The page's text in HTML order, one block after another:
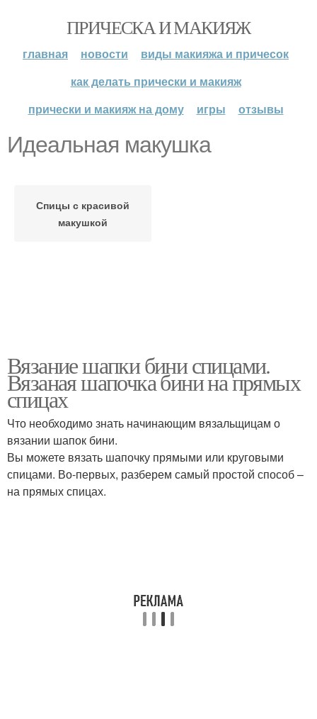
ПРИЧЕСКА И МАКИЯЖ
главная новости
виды макияжа и причесок
как делать прически и макияж
прически и макияж на дому
игры отзывы
Идеальная макушка
Спицы с красивой
макушкой
Вязание шапки бини спицами.
Вязаная шапочка бини на прямых
спицах
Что необходимо знать начинающим вязальщицам о
вязании шапок бини.
Вы можете вязать шапочку прямыми или круговыми
спицами. Во-первых, разберем самый простой способ –
на прямых спицах.